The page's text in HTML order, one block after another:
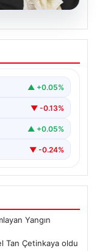
▲ +0.05%
▼ -0.13%
▲ +0.05%
▼ -0.24%
Yangın
Tan Çetinkaya oldu